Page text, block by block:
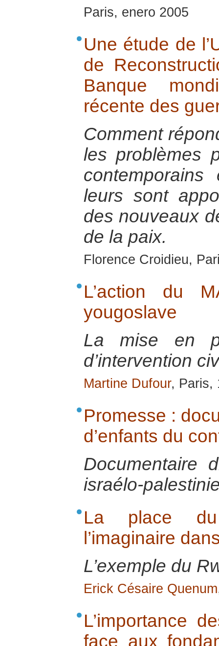
Paris, enero 2005
Une étude de
de
Banque
récente des
Comment
les problèmes
leurs sont
des nouveaux
de la paix.
Florence Croidieu,
L’action du
yougoslave
La mise en
d’intervention
Martine Dufour, Paris,
Promesse :
d’enfants du
Documentaire
israélo-
La place
l’imaginaire
L’exemple du
Erick Césaire Quenum
L’importance
face aux